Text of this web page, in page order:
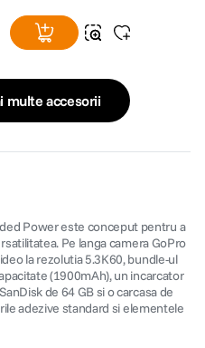
multe accesorii
Power este conceput pentru a
Pe langa camera GoPro
la rezolutia 5.3K60, bundle-ul
(1900mAh), un incarcator
de 64 GB si o carcasa de
adezive standard si elementele